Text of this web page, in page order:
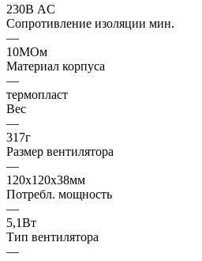
230В AC
Сопротивление изоляции мин.
—
10МОм
Материал корпуса
—
термопласт
Вес
—
317г
Размер вентилятора
—
120x120x38мм
Потребл. мощность
—
5,1Вт
Тип вентилятора
—